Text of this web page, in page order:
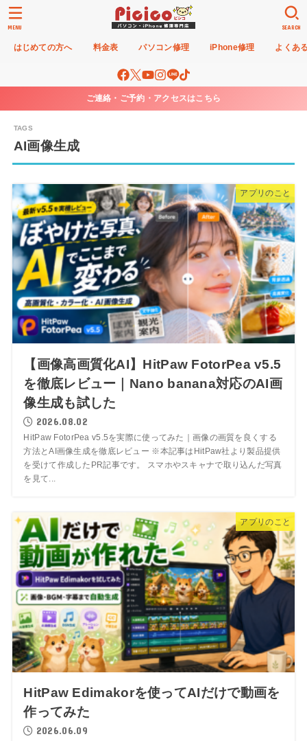
はじめての方へ 料金表 パソコン修理 iPhone修理 よくあ
SEARCH
MENU
ご連絡・ご予約・アクセスはこちら
AI画像生成
アプリのこと
【画像高画質化AI】HitPaw FotorPea v5.5
を徹底レビュー｜Nano banana対応のAI画
像生成も試した
2026.08.02
HitPaw FotorPea v5.5を実際に使ってみた｜画像の画質を良くする
方法とAI画像生成を徹底レビュー ※本記事はHitPaw社より製品提供
を受けて作成したPR記事です。 スマホやスキャナで取り込んだ写真
を見て...
アプリのこと
HitPaw Edimakorを使ってAIだけで動画を
作ってみた
2026.06.09